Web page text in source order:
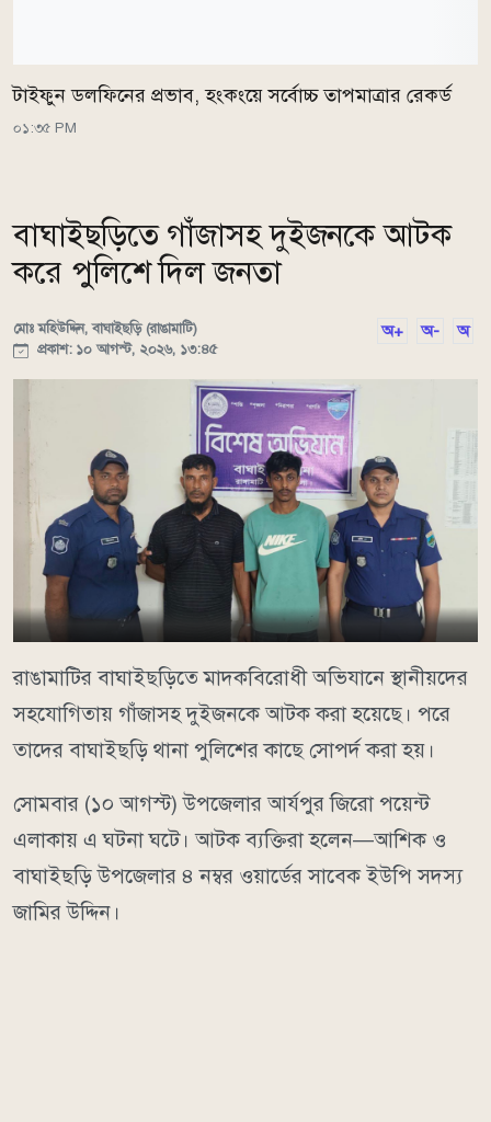
টাইফুন ডলফিনের প্রভাব, হংকংয়ে সর্বোচ্চ তাপমাত্রার রেকর্ড
০১:৩৫ PM
বাঘাইছড়িতে গাঁজাসহ দুইজনকে আটক
করে পুলিশে দিল জনতা
মোঃ মহিউদ্দিন, বাঘাইছড়ি (রাঙামাটি)
প্রকাশ: ১০ আগস্ট, ২০২৬, ১৩:৪৫
অ+ অ- অ
রাঙামাটির বাঘাইছড়িতে মাদকবিরোধী অভিযানে স্থানীয়দের
সহযোগিতায় গাঁজাসহ দুইজনকে আটক করা হয়েছে। পরে
তাদের বাঘাইছড়ি থানা পুলিশের কাছে সোপর্দ করা হয়।
সোমবার (১০ আগস্ট) উপজেলার আর্যপুর জিরো পয়েন্ট
এলাকায় এ ঘটনা ঘটে। আটক ব্যক্তিরা হলেন—আশিক ও
বাঘাইছড়ি উপজেলার ৪ নম্বর ওয়ার্ডের সাবেক ইউপি সদস্য
জামির উদ্দিন।